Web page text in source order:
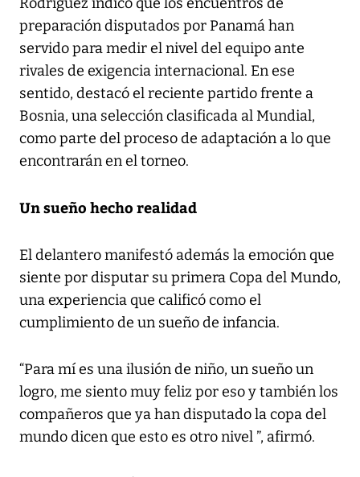
preparación disputados por Panamá han
servido para medir el nivel del equipo ante
rivales de exigencia internacional. En ese
sentido, destacó el reciente partido frente a
Bosnia, una selección clasificada al Mundial,
como parte del proceso de adaptación a lo que
encontrarán en el torneo.
Un sueño hecho realidad
El delantero manifestó además la emoción que
siente por disputar su primera Copa del Mundo,
una experiencia que calificó como el
cumplimiento de un sueño de infancia.
“Para mí es una ilusión de niño, un sueño un
logro, me siento muy feliz por eso y también los
compañeros que ya han disputado la copa del
mundo dicen que esto es otro nivel ”, afirmó.